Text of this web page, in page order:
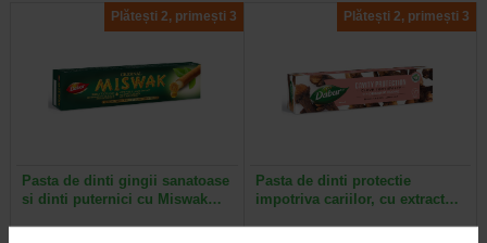
Plătești 2, primești 3
Pasta de dinti gingii sanatoase
si dinti puternici cu Miswak…
Plătești 2, primești 3
Pasta de dinti protectie
impotriva cariilor, cu extract…